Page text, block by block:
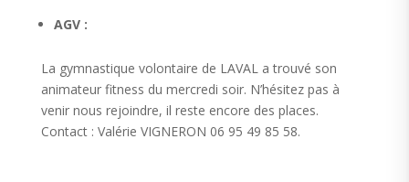
AGV :
La gymnastique volontaire de LAVAL a trouvé son
animateur fitness du mercredi soir. N’hésitez pas à
venir nous rejoindre, il reste encore des places.
Contact : Valérie VIGNERON 06 95 49 85 58.